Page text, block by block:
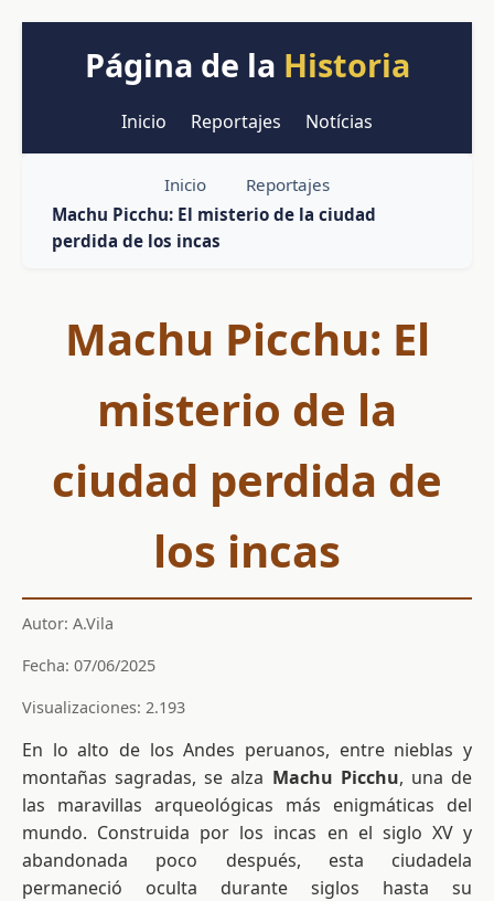
Página de la Historia
Inicio Reportajes Notícias
Inicio
Reportajes
Machu Picchu: El misterio de la ciudad
perdida de los incas
Machu Picchu: El
misterio de la
ciudad perdida de
los incas
Autor: A.Vila
Fecha: 07/06/2025
Visualizaciones: 2.193
En lo alto de los Andes peruanos, entre nieblas y
montañas sagradas, se alza Machu Picchu, una de
las maravillas arqueológicas más enigmáticas del
mundo. Construida por los incas en el siglo XV y
abandonada poco después, esta ciudadela
permaneció oculta durante siglos hasta su